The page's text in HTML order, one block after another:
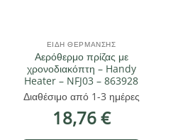
ΕΊΔΗ ΘΈΡΜΑΝΣΗΣ
Αερόθερμο πρίζας με
χρονοδιακόπτη – Handy
Heater – NFJ03 – 863928
Διαθέσιμο από 1-3 ημέρες
18,76€